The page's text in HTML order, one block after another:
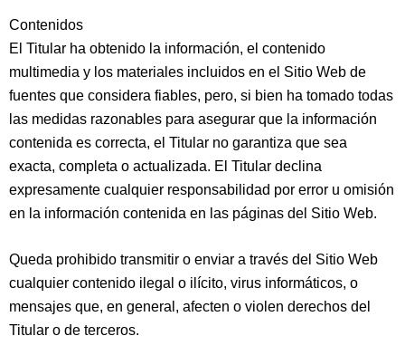
Contenidos
El Titular ha obtenido la información, el contenido
multimedia y los materiales incluidos en el Sitio Web de
fuentes que considera fiables, pero, si bien ha tomado todas
las medidas razonables para asegurar que la información
contenida es correcta, el Titular no garantiza que sea
exacta, completa o actualizada. El Titular declina
expresamente cualquier responsabilidad por error u omisión
en la información contenida en las páginas del Sitio Web.
Queda prohibido transmitir o enviar a través del Sitio Web
cualquier contenido ilegal o ilícito, virus informáticos, o
mensajes que, en general, afecten o violen derechos del
Titular o de terceros.